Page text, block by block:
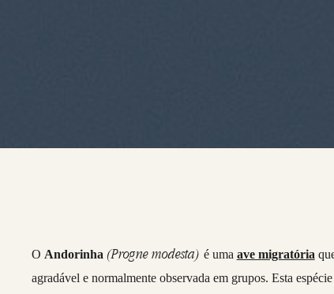
O Andorinha (Progne modesta) é uma ave migratória
agradável e normalmente observada em grupos. Esta